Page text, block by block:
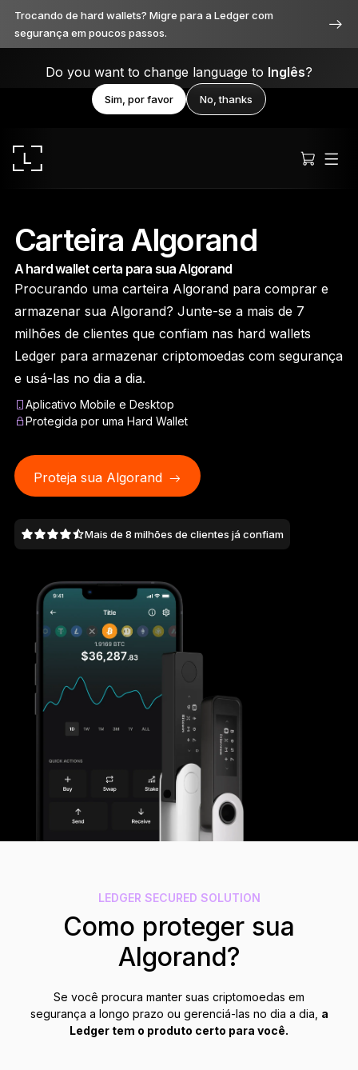
Trocando de hard wallets? Migre para a Ledger com
segurança em poucos passos.
Do you want to change language to Inglês?
Sim, por favor No, thanks
Ledger Stax
Premium de todos os ângulos
Ledger Flex
O novo padrão
Tão único quanto você
Proteção de backup confiável
Comprar todas
Pacotes
Acessórios
Soluções de Recuperação
Edições Limitadas
Ver todos os produtos
Carteira Algorand
A hard wallet certa para sua Algorand
Procurando uma carteira Algorand para comprar e
armazenar sua Algorand? Junte-se a mais de 7
milhões de clientes que confiam nas hard wallets
Ledger para armazenar criptomoedas com segurança
e usá-las no dia a dia.
Aplicativo Mobile e Desktop
Protegida por uma Hard Wallet
Proteja sua Algorand
Mais de 8 milhões de clientes já confiam
LEDGER SECURED SOLUTION
Como proteger sua
Algorand?
Se você procura manter suas criptomoedas em
segurança a longo prazo ou gerenciá-las no dia a dia, a
Ledger tem o produto certo para você.